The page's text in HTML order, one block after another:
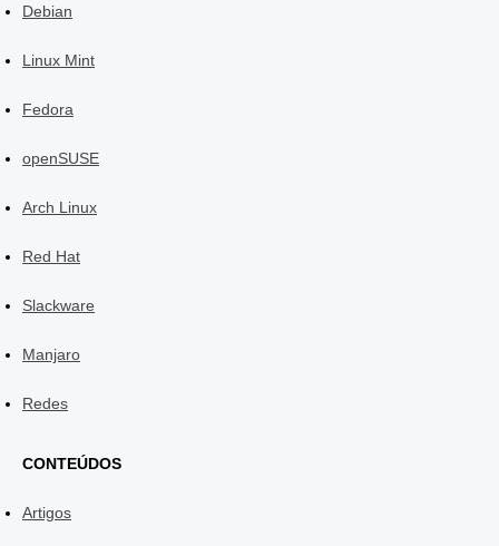
Debian
Linux Mint
Fedora
openSUSE
Arch Linux
Red Hat
Slackware
Manjaro
Redes
CONTEÚDOS
Artigos